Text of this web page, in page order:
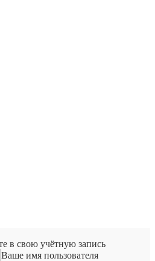
в свою учётную запись
Ваше имя пользователя